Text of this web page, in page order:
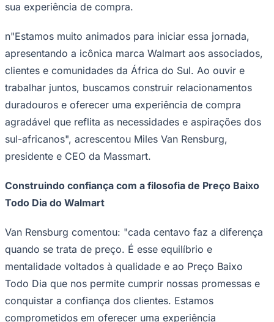
Goiás
sua experiência de compra.
n"Estamos muito animados para iniciar essa jornada,
apresentando a icônica marca Walmart aos associados,
clientes e comunidades da África do Sul. Ao ouvir e
trabalhar juntos, buscamos construir relacionamentos
duradouros e oferecer uma experiência de compra
agradável que reflita as necessidades e aspirações dos
sul-africanos", acrescentou Miles Van Rensburg,
presidente e CEO da Massmart.
Construindo confiança com a filosofia de Preço Baixo
Todo Dia do Walmart
Van Rensburg comentou: "cada centavo faz a diferença
quando se trata de preço. É esse equilíbrio e
mentalidade voltados à qualidade e ao Preço Baixo
Todo Dia que nos permite cumprir nossas promessas e
conquistar a confiança dos clientes. Estamos
comprometidos em oferecer uma experiência